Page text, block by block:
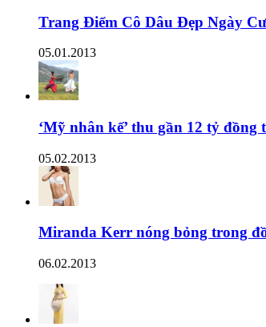
Trang Điểm Cô Dâu Đẹp Ngày
05.01.2013
‘Mỹ nhân kế’ thu gần 12 tỷ
05.02.2013
Miranda Kerr nóng bỏng trong
06.02.2013